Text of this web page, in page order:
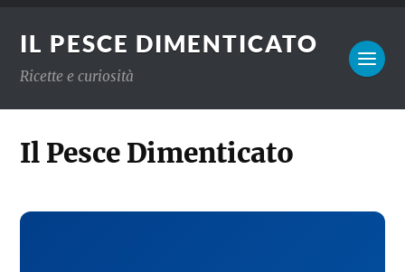
IL PESCE DIMENTICATO
Ricette e curiosità
Il Pesce Dimenticato